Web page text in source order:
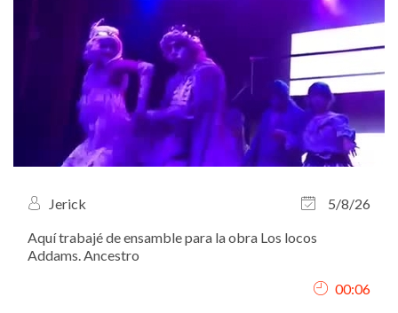
Jerick
5/8/26
Aquí trabajé de ensamble para la obra Los locos
Addams. Ancestro
00:06